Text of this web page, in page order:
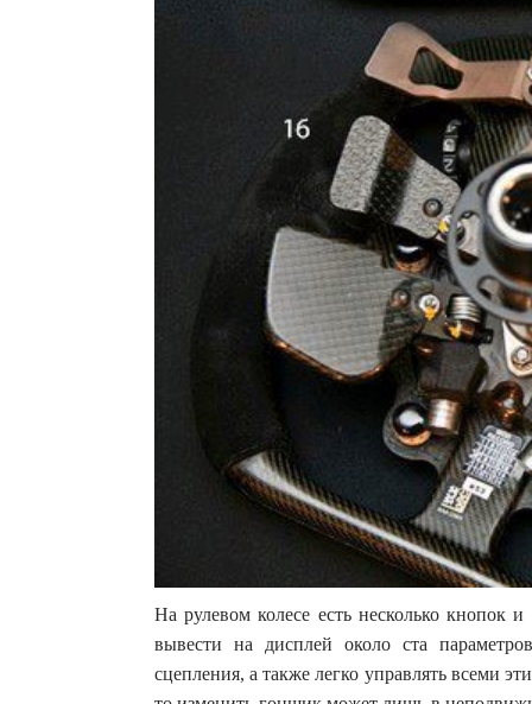
На рулевом колесе есть несколько кнопок
вывести на дисплей около ста
сцепления, а также легко управлять всеми